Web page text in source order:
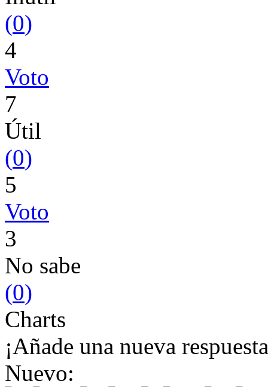
(0)
4
Voto
7
Útil
(0)
5
Voto
3
No sabe
(0)
Charts
¡Añade una nueva
Nuevo: